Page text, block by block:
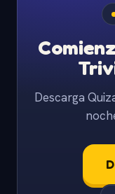
Descarga